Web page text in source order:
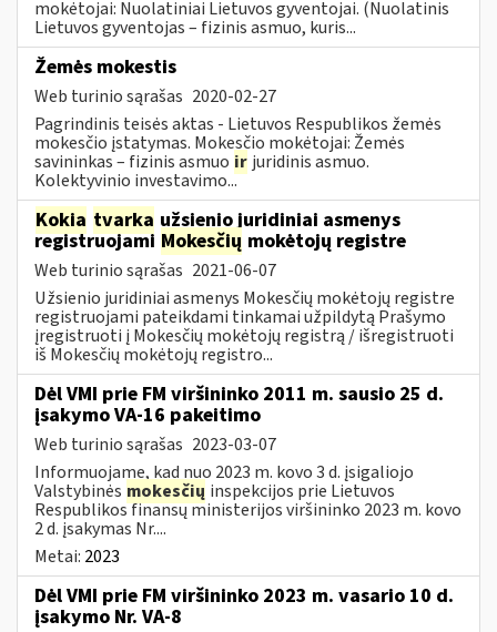
mokėtojai: Nuolatiniai Lietuvos gyventojai. (Nuolatinis
Lietuvos gyventojas – fizinis asmuo, kuris...
Žemės mokestis
Web turinio sąrašas 2020-02-27
Pagrindinis teisės aktas - Lietuvos Respublikos žemės
mokesčio įstatymas. Mokesčio mokėtojai: Žemės
savininkas – fizinis asmuo ir juridinis asmuo.
Kolektyvinio investavimo...
Kokia tvarka užsienio juridiniai asmenys
registruojami Mokesčių mokėtojų registre
Web turinio sąrašas 2021-06-07
Užsienio juridiniai asmenys Mokesčių mokėtojų registre
registruojami pateikdami tinkamai užpildytą Prašymo
įregistruoti į Mokesčių mokėtojų registrą / išregistruoti
iš Mokesčių mokėtojų registro...
Dėl VMI prie FM viršininko 2011 m. sausio 25 d.
įsakymo VA-16 pakeitimo
Web turinio sąrašas 2023-03-07
Informuojame, kad nuo 2023 m. kovo 3 d. įsigaliojo
Valstybinės mokesčių inspekcijos prie Lietuvos
Respublikos finansų ministerijos viršininko 2023 m. kovo
2 d. įsakymas Nr....
Metai: 2023
Dėl VMI prie FM viršininko 2023 m. vasario 10 d.
įsakymo Nr. VA-8